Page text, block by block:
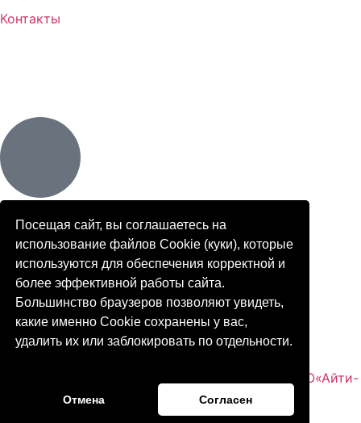
Контакты
Стоимость не является публичной офертой
© 2026 Norke.ru
Политика конфиденциальности
Создание.Поддержка.Продвижение.Сайтов ООО«Айти-
аутсорсинг»
Посещая сайт, вы соглашаетесь на
использование файлов Cookie (куки), которые
используются для обеспечения корректной и
более эффективной работы сайта.
Большинство браузеров позволяют увидеть,
какие именно Cookie сохранены у вас,
удалить их или заблокировать по отдельности.
Отмена Согласен